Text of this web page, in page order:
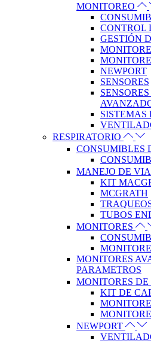
MONITOREO
CONTROL
GESTIÓN
NEWPORT
SENSORES
SISTEMAS
RESPIRATORIO
CONSUMIBLES
MANEJO DE
KIT
MCGRATH
TUBOS
MONITORES
MONITORES
PARAMETROS
MONITORES
KIT DE
NEWPORT